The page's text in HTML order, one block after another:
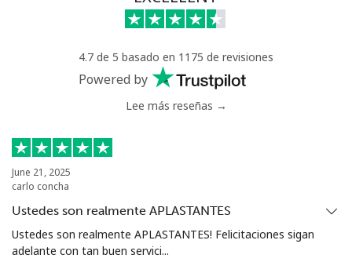
Luxembourg
Celular ⁦26.5¢⁩
4.7 de 5 basado en 1175 de revisiones
Powered by
Lee más reseñas →
June 21, 2025
carlo concha
Ustedes son realmente APLASTANTES
Ustedes son realmente APLASTANTES! Felicitaciones sigan
adelante con tan buen servici...